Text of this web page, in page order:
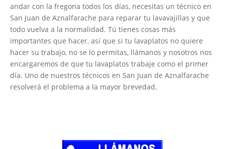
andar con la fregona todos los días, necesitas un técnico en
San Juan de Aznalfarache para reparar tu lavavajillas y que
todo vuelva a la normalidad. Tú tienes cosas más
importantes que hacer, así que si tu lavaplatos no quiere
hacer su trabajo, no se lo permitas, llámanos y nosotros nos
encargaremos de que tu lavaplatos trabaje como el primer
día. Uno de nuestros técnicos en San Juan de Aznalfarache
resolverá el problema a la mayor brevedad.